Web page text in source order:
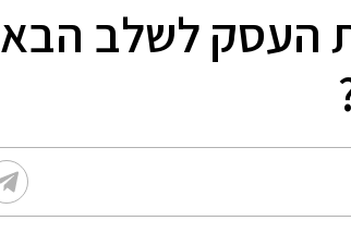
העסק לשלב הבא